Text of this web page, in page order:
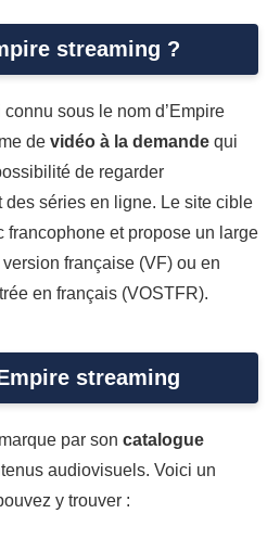
streaming ?
sous le nom d’Empire
de vidéo à la demande qui
de regarder
des séries en ligne. Le site cible
francophone et propose un large
française (VF) ou en
en français (VOSTFR).
streaming
par son catalogue
audiovisuels. Voici un
y trouver :